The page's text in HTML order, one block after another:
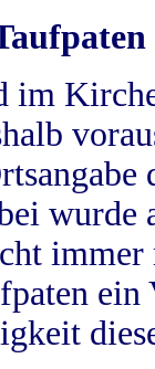
im
wurde